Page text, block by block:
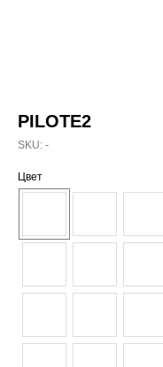
PILOTE2
SKU: -
Цвет